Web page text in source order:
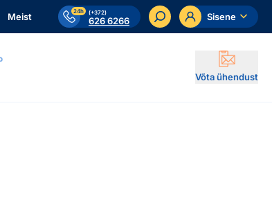
Meist 24h (+372)
626 6266 Sisene
Võta ühendust